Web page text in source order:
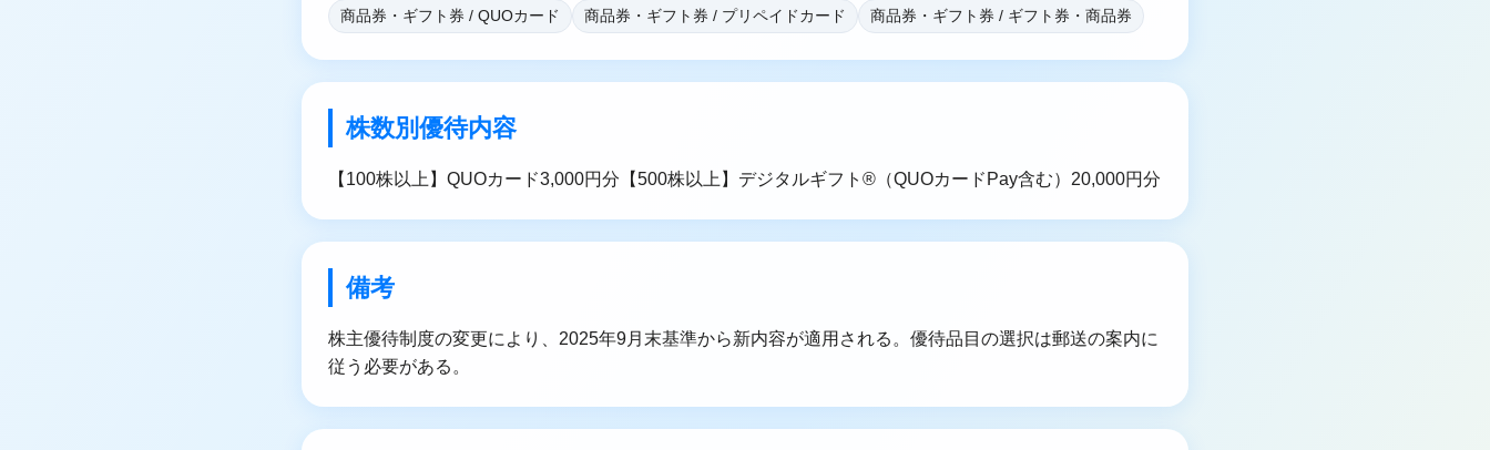
商品券・ギフト券 / QUOカード 商品券・ギフト券 / プリペイドカード 商品券・ギフト券 / ギフト券・商品券
株数別優待内容
【100株以上】QUOカード3,000円分【500株以上】デジタルギフト®（QUOカードPay含む）20,000円分
備考
株主優待制度の変更により、2025年9月末基準から新内容が適用される。優待品目の選択は郵送の案内に
従う必要がある。